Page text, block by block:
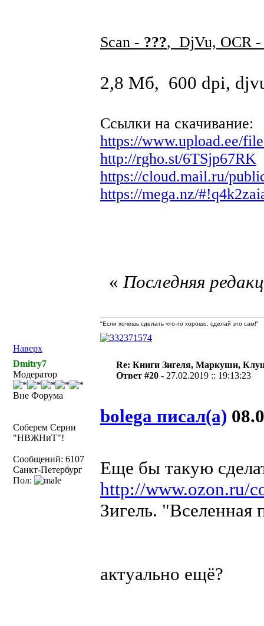
Scan - ???, DjVu, OCR
2,8 Мб, 600 dpi,
Ссылки на скачивание:
https://www.upload.ee/
http://rgho.st/6TSjp67RK
https://cloud.mail.ru/
https://mega.nz/
Наверх
«Последняя
"Если хочешь сделать что-то хорошо, сделай это сам!"
Dmitry7
Модератор
Вне Форума
Соберем Серии
"НВЖНиТ"!
Сообщений: 6107
Санкт-Петербург
Пол:
Re: Книги Зигеля, Маркуши,
Ответ #20 - 27.02.2019 :: 19:13:23
bolega писал(а)
Еще бы такую
http://www.ozon.ru/
Зигель. "Вселенная
актуально ещё?